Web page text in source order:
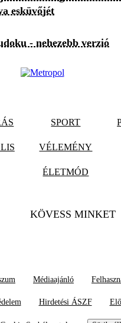
esküvőjét
- nehezebb verzió
SPORT
VÉLEMÉNY
ÉLETMÓD
KÖVESS MINKET
Médiaajánló
Hirdetési ÁSZF